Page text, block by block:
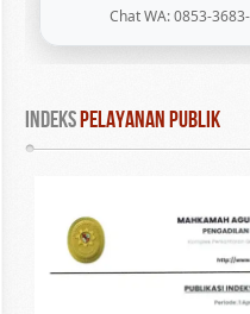
Chat WA: 0853-
INDEKS PELAYANAN PUBLIK